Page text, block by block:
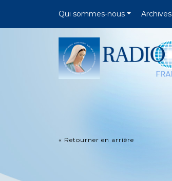
Qui sommes-nous Archives
« Retourner en arrière